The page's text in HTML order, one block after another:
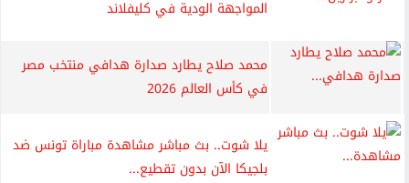
المواجهة الودية في كليفلاند
محمد صلاح يطارد صدارة هدافي منتخب مصر
في كأس العالم 2026
يلا شوت.. بث مباشر مشاهدة مباراة تونس ضد
بلجيكا الآن بدون تقطيع...